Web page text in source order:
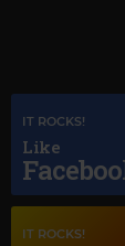
IT ROCKS!
Like
IT ROCKS!